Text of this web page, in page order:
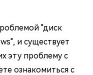
"диск
и существует
эту проблему с
ознакомиться с